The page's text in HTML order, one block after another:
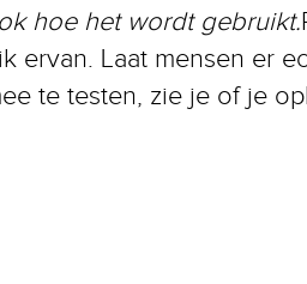
hoe het wordt gebruikt.
ervan. Laat mensen er
te testen, zie je of je